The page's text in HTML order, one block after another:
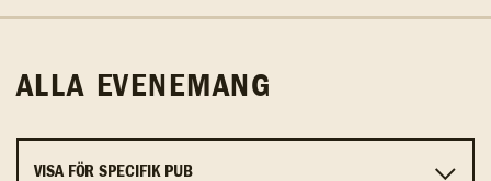
ALLA EVENEMANG